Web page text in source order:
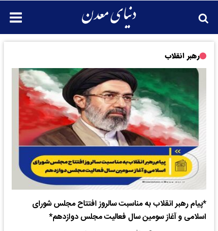
رهبر انقلاب
*پیام رهبر انقلاب به مناسبت سالروز افتتاح مجلس شورای
اسلامی و آغاز سومین سال فعالیت مجلس دوازدهم*